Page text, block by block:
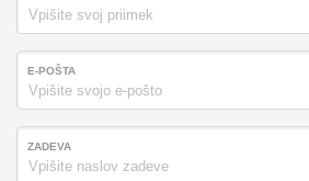
E-POŠTA
ZADEVA